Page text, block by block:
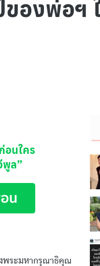
องพ่อฯ
อนใคร
พูล”
พระมหากรุณาธิคุณ